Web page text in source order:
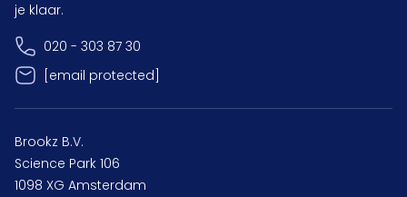
je klaar.
020 - 303 87 30
[email protected]
Brookz B.V.
Science Park 106
1098 XG Amsterdam